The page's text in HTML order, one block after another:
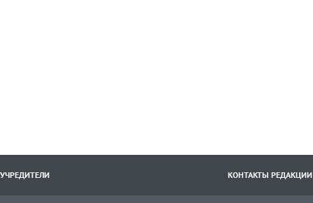
УЧРЕДИТЕЛИ КОНТАКТЫ РЕДАКЦИИ